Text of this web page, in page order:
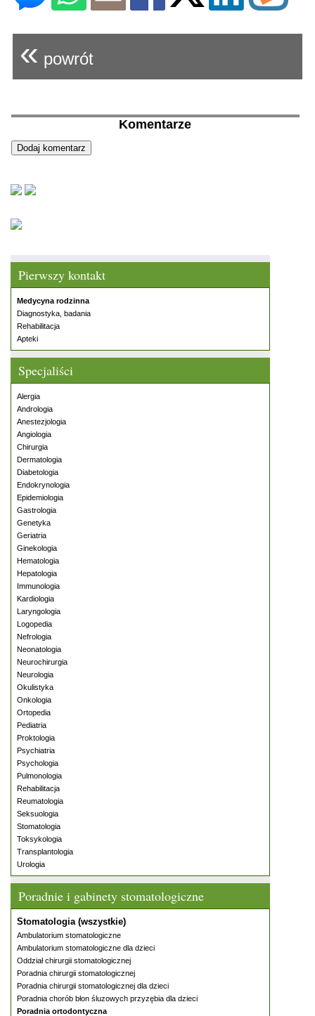
Pierwszy kontakt
Medycyna rodzinna
Diagnostyka, badania
Rehabilitacja
Apteki
Specjaliści
Alergia
Andrologia
Anestezjologia
Angiologia
Chirurgia
Dermatologia
Diabetologia
Endokrynologia
Epidemiologia
Gastrologia
Genetyka
Geriatria
Ginekologia
Hematologia
Hepatologia
Immunologia
Kardiologia
Laryngologia
Logopedia
Nefrologia
Neonatologia
Neurochirurgia
Neurologia
Okulistyka
Onkologia
Ortopedia
Pediatria
Proktologia
Psychiatria
Psychologia
Pulmonologia
Rehabilitacja
Reumatologia
Seksuologia
Stomatologia
Toksykologia
Transplantologia
Urologia
Poradnie i gabinety stomatologiczne
Stomatologia (wszystkie)
Ambulatorium stomatologiczne
Ambulatorium stomatologiczne dla dzieci
Oddział chirurgii stomatologicznej
Poradnia chirurgii stomatologicznej
Poradnia chirurgii stomatologicznej dla dzieci
Poradnia chorób błon śluzowych przyzębia dla dzieci
Poradnia ortodontyczna
« powrót
Komentarze